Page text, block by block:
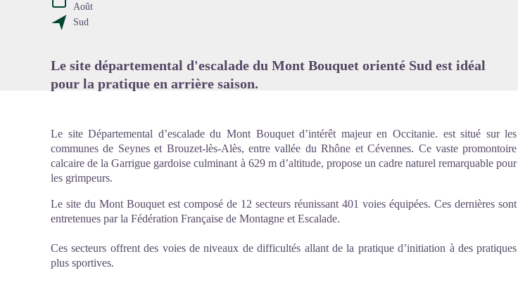
Août
Sud
Le site départemental d'escalade du Mont Bouquet orienté Sud est idéal
pour la pratique en arrière saison.
Le site Départemental d’escalade du Mont Bouquet d’intérêt majeur en Occitanie. est situé sur les
communes de Seynes et Brouzet-lès-Alès, entre vallée du Rhône et Cévennes. Ce vaste promontoire
calcaire de la Garrigue gardoise culminant à 629 m d’altitude, propose un cadre naturel remarquable pour
les grimpeurs.
Le site du Mont Bouquet est composé de 12 secteurs réunissant 401 voies équipées. Ces dernières sont
entretenues par la Fédération Française de Montagne et Escalade.
Ces secteurs offrent des voies de niveaux de difficultés allant de la pratique d’initiation à des pratiques
plus sportives.